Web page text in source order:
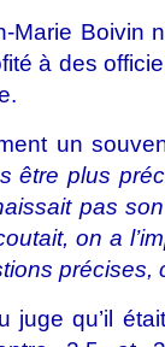
Marie Boivin
à des
un
être plus
pas
on a
précises,
juge qu’il